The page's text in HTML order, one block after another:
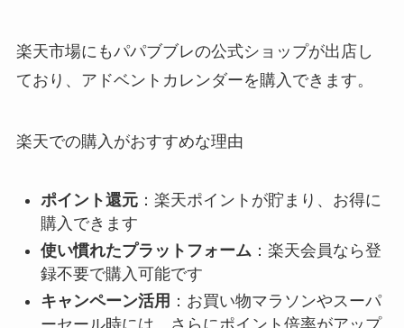
楽天市場にもパパブブレの公式ショップが出店し
ており、アドベントカレンダーを購入できます。
楽天での購入がおすすめな理由
ポイント還元：楽天ポイントが貯まり、お得に
購入できます
使い慣れたプラットフォーム ：楽天会員なら登
録不要で購入可能です
キャンペーン活用 ：お買い物マラソンやスーパ